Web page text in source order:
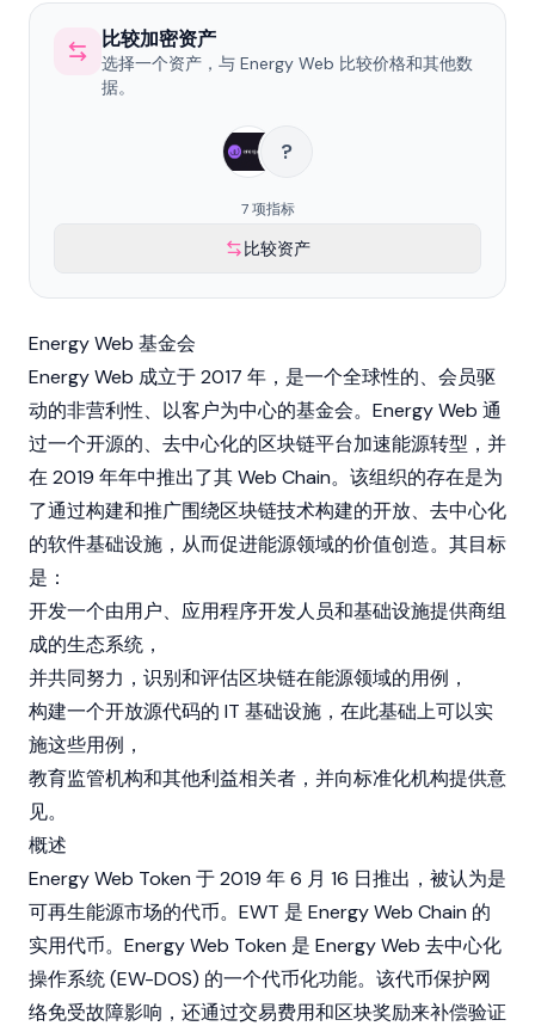
比较加密资产
选择一个资产，与 Energy Web 比较价格和其他数
据。
?
7 项指标
比较资产
Energy Web 基金会
Energy Web 成立于 2017 年，是一个全球性的、会员驱
动的非营利性、以客户为中心的基金会。Energy Web 通
过一个开源的、去中心化的区块链平台加速能源转型，并
在 2019 年年中推出了其 Web Chain。该组织的存在是为
了通过构建和推广围绕区块链技术构建的开放、去中心化
的软件基础设施，从而促进能源领域的价值创造。其目标
是：
开发一个由用户、应用程序开发人员和基础设施提供商组
成的生态系统，
并共同努力，识别和评估区块链在能源领域的用例，
构建一个开放源代码的 IT 基础设施，在此基础上可以实
施这些用例，
教育监管机构和其他利益相关者，并向标准化机构提供意
见。
概述
Energy Web Token 于 2019 年 6 月 16 日推出，被认为是
可再生能源市场的代币。EWT 是 Energy Web Chain 的
实用代币。Energy Web Token 是 Energy Web 去中心化
操作系统 (EW-DOS) 的一个代币化功能。该代币保护网
络免受故障影响，还通过交易费用和区块奖励来补偿验证